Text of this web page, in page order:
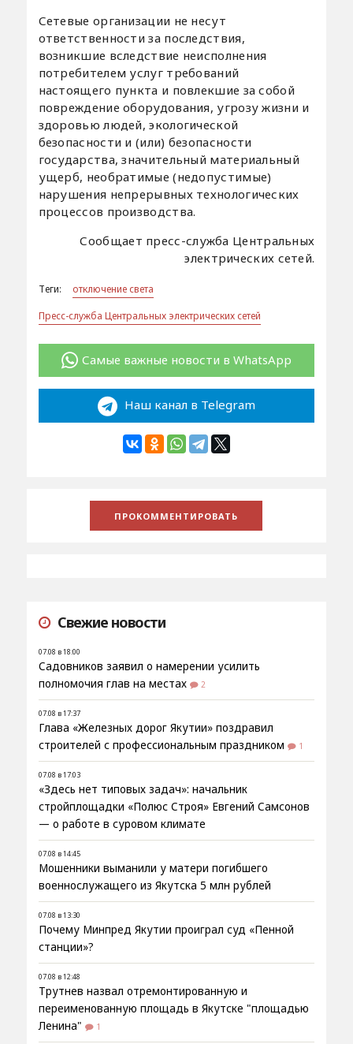
Сетевые организации не несут
ответственности за последствия,
возникшие вследствие неисполнения
потребителем услуг требований
настоящего пункта и повлекшие за собой
повреждение оборудования, угрозу жизни и
здоровью людей, экологической
безопасности и (или) безопасности
государства, значительный материальный
ущерб, необратимые (недопустимые)
нарушения непрерывных технологических
процессов производства.
Сообщает пресс-служба Центральных
электрических сетей.
Теги:
отключение света
Пресс-служба Центральных электрических сетей
Самые важные новости в WhatsApp
Наш канал в Telegram
Свежие новости
07.08 в 18:00
Садовников заявил о намерении усилить
полномочия глав на местах
2
07.08 в 17:37
Глава «Железных дорог Якутии» поздравил
строителей с профессиональным праздником
1
07.08 в 17:03
«Здесь нет типовых задач»: начальник
стройплощадки «Полюс Строя» Евгений Самсонов
— о работе в суровом климате
07.08 в 14:45
Мошенники выманили у матери погибшего
военнослужащего из Якутска 5 млн рублей
07.08 в 13:30
Почему Минпред Якутии проиграл суд «Пенной
станции»?
07.08 в 12:48
Трутнев назвал отремонтированную и
переименованную площадь в Якутске "площадью
Ленина"
1